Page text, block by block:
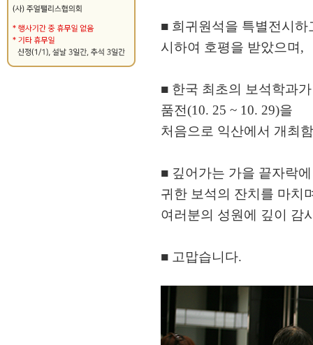
■ 희귀원석을 특별전시
시하여 호평을 받았으며,
■ 한국 최초의 보석학과
품전(10. 25 ~ 10. 29)을
처음으로 익산에서 개최
■ 깊어가는 가을 끝자락
귀한 보석의 잔치를 마치
여러분의 성원에 깊이 감
■ 고맙습니다.